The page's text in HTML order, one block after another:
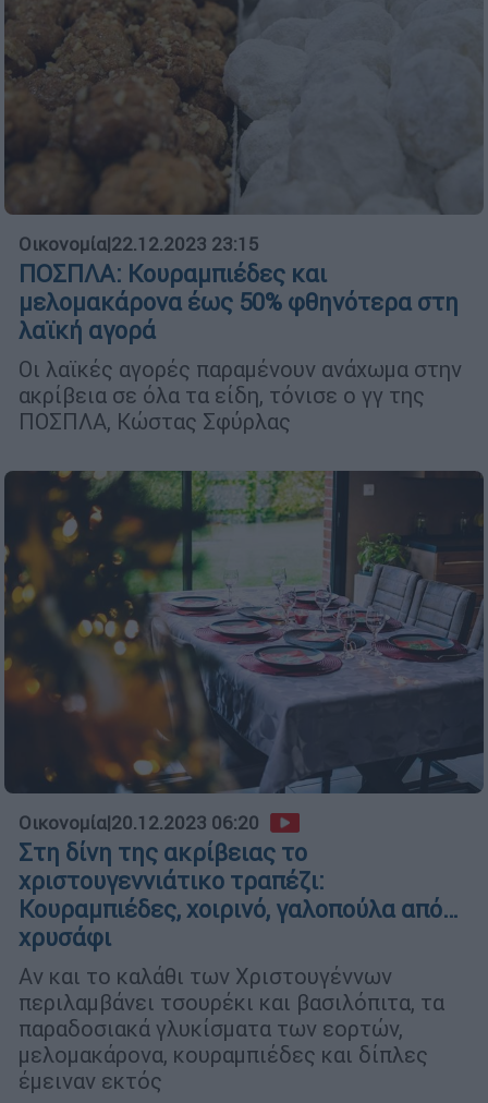
Οικονομία|22.12.2023 23:15
ΠΟΣΠΛΑ: Κουραμπιέδες και
μελομακάρονα έως 50% φθηνότερα στη
λαϊκή αγορά
Οι λαϊκές αγορές παραμένουν ανάχωμα στην
ακρίβεια σε όλα τα είδη, τόνισε ο γγ της
ΠΟΣΠΛΑ, Κώστας Σφύρλας
Οικονομία|20.12.2023 06:20
Στη δίνη της ακρίβειας το
χριστουγεννιάτικο τραπέζι:
Κουραμπιέδες, χοιρινό, γαλοπούλα από…
χρυσάφι
Αν και το καλάθι των Χριστουγέννων
περιλαμβάνει τσουρέκι και βασιλόπιτα, τα
παραδοσιακά γλυκίσματα των εορτών,
μελομακάρονα, κουραμπιέδες και δίπλες
έμειναν εκτός